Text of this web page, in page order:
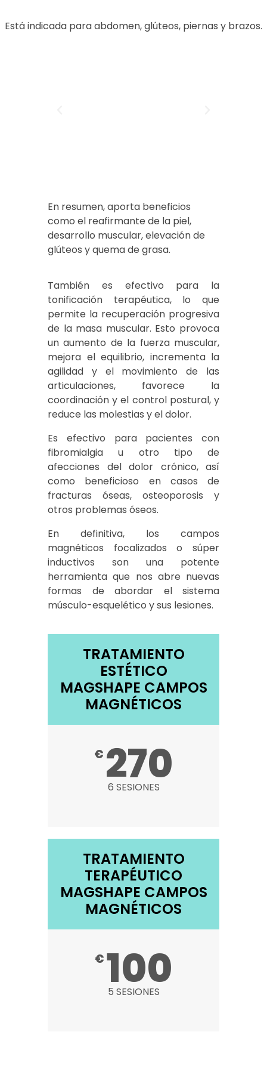
musculares (hiperplasia muscular). Como
resultado, se produce un aumento de la
Está indicada para abdomen, glúteos, piernas y brazos.
En resumen, aporta beneficios
como el reafirmante de la piel,
desarrollo muscular, elevación de
glúteos y quema de grasa.
También es efectivo para la
tonificación terapéutica, lo que
permite la recuperación progresiva
de la masa muscular. Esto provoca
un aumento de la fuerza muscular,
mejora el equilibrio, incrementa la
agilidad y el movimiento de las
articulaciones, favorece la
coordinación y el control postural, y
reduce las molestias y el dolor.
Es efectivo para pacientes con
fibromialgia u otro tipo de
afecciones del dolor crónico, así
como beneficioso en casos de
fracturas óseas, osteoporosis y
otros problemas óseos.
En definitiva, los campos
magnéticos focalizados o súper
inductivos son una potente
herramienta que nos abre nuevas
formas de abordar el sistema
músculo-esquelético y sus lesiones.
TRATAMIENTO
ESTÉTICO
MAGSHAPE CAMPOS
MAGNÉTICOS
€ 270
6 SESIONES
TRATAMIENTO
TERAPÉUTICO
MAGSHAPE CAMPOS
MAGNÉTICOS
€100
5 SESIONES